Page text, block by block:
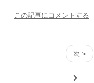
この記事にコメントする
次 >